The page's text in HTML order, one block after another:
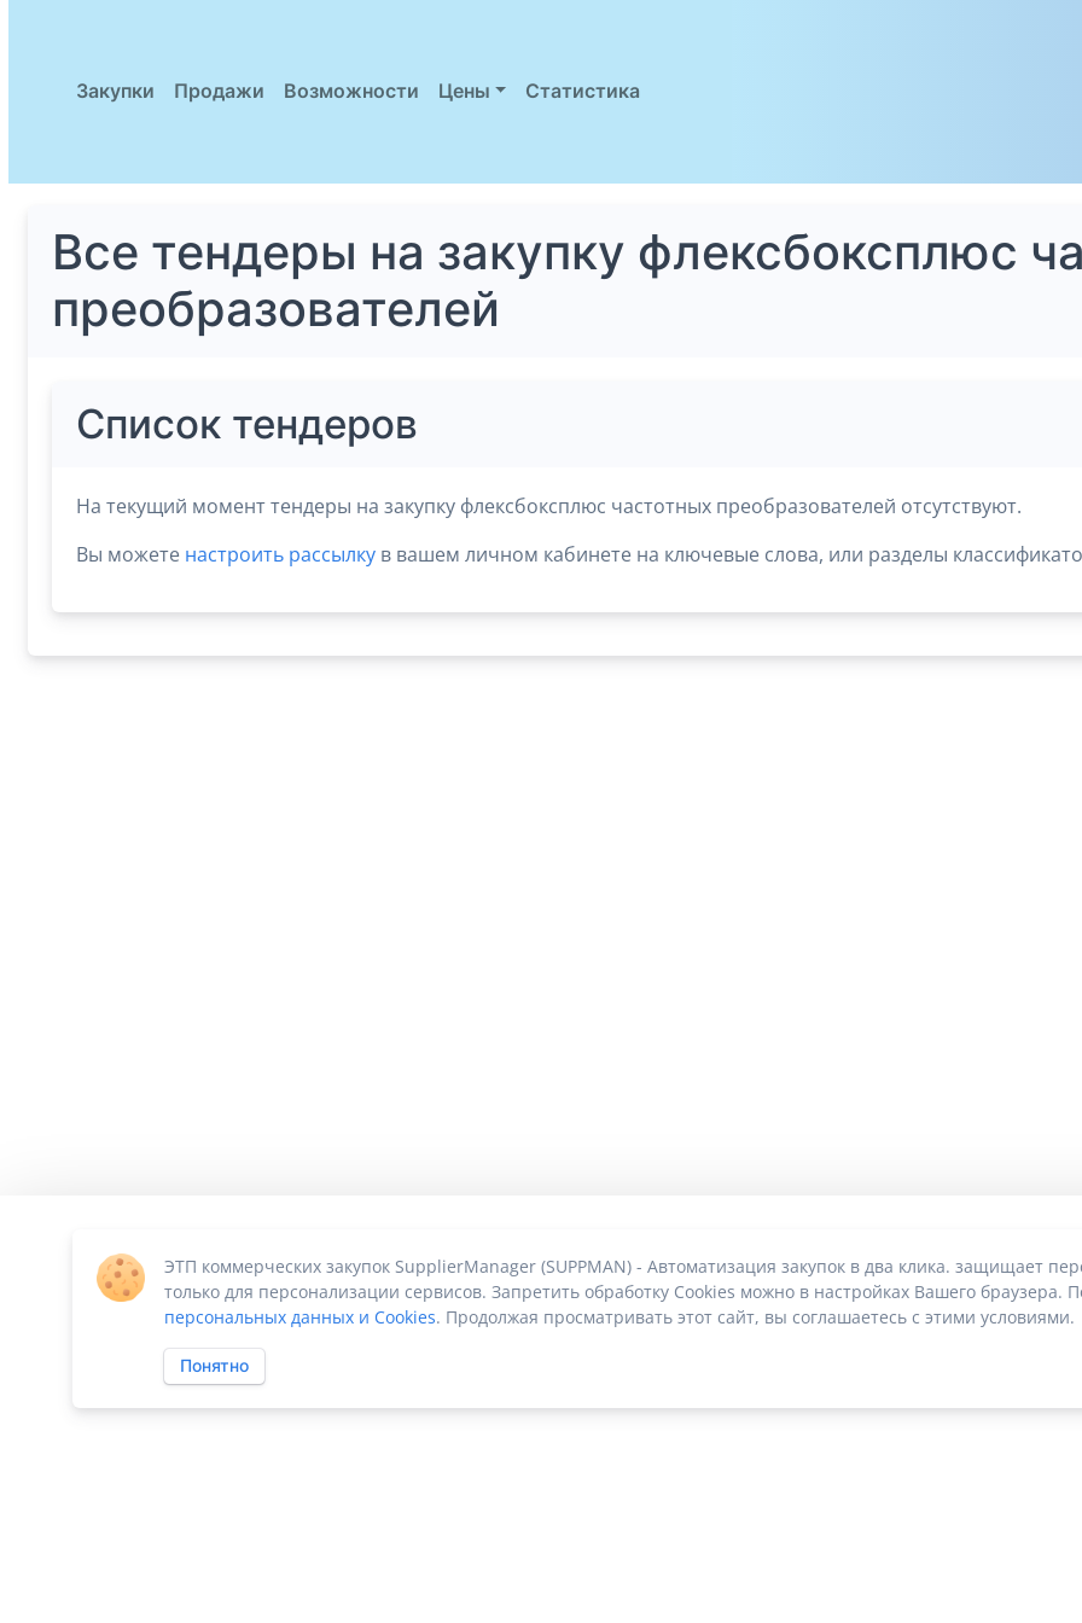
Закупки Продажи Возможности Цены Статистика
Все тендеры на закупку флексбоксплюс
преобразователей
Список тендеров
На текущий момент тендеры на закупку флексбоксплюс частотных преобразователей отсутствуют.
Вы можете настроить рассылкув вашем личном кабинете на ключевые слова, или разделы
ЭТП коммерческих закупок SupplierManager (SUPPMAN) - Автоматизация закупок в два клика. защищает
только для персонализации сервисов. Запретить обработку Cookies можно в настройках Вашего браузера.
персональных данных и Cookies. Продолжая просматривать этот сайт, вы соглашаетесь с этими условиями.
Понятно